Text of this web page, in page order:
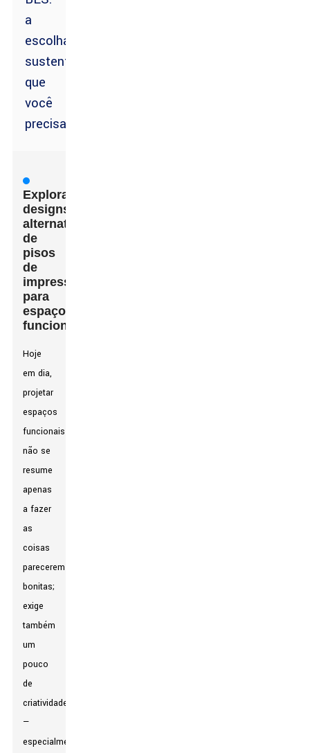
a
escolha
sustentável
que
você
precisa
Explorando
designs
alternativos
de
pisos
de
impressão
para
espaços
funcionais
Hoje
em dia,
projetar
espaços
funcionais
não se
resume
apenas
a fazer
as
coisas
parecerem
bonitas;
exige
também
um
pouco
de
criatividade
—
especialmente